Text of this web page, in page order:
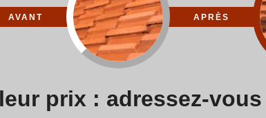
AVANT APRÈS
prix : adressez-